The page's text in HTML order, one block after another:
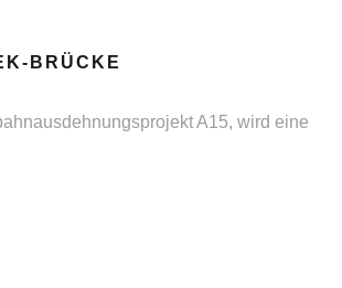
BRÜCKE
A15, wird eine